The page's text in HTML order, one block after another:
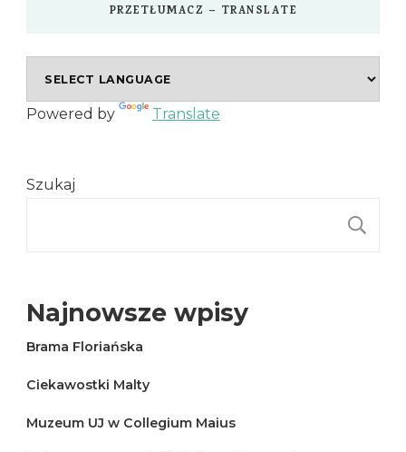
PRZETŁUMACZ – TRANSLATE
Powered by Translate
Szukaj
Najnowsze wpisy
Brama Floriańska
Ciekawostki Malty
Muzeum UJ w Collegium Maius